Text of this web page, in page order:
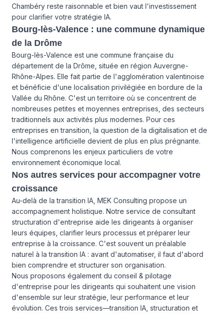
Chambéry reste raisonnable et bien vaut l'investissement
pour clarifier votre stratégie IA.
Bourg-lès-Valence : une commune dynamique
de la Drôme
Bourg-lès-Valence est une commune française du
département de la Drôme, située en région Auvergne-
Rhône-Alpes. Elle fait partie de l'agglomération valentinoise
et bénéficie d'une localisation privilégiée en bordure de la
Vallée du Rhône. C'est un territoire où se concentrent de
nombreuses petites et moyennes entreprises, des secteurs
traditionnels aux activités plus modernes. Pour ces
entreprises en transition, la question de la digitalisation et de
l'intelligence artificielle devient de plus en plus prégnante.
Nous comprenons les enjeux particuliers de votre
environnement économique local.
Nos autres services pour accompagner votre
croissance
Au-delà de la transition IA, MEK Consulting propose un
accompagnement holistique. Notre service de consultant
structuration d'entreprise aide les dirigeants à organiser
leurs équipes, clarifier leurs processus et préparer leur
entreprise à la croissance. C'est souvent un préalable
naturel à la transition IA : avant d'automatiser, il faut d'abord
bien comprendre et structurer son organisation.
Nous proposons également du conseil & pilotage
d'entreprise pour les dirigeants qui souhaitent une vision
d'ensemble sur leur stratégie, leur performance et leur
évolution. Ces trois services—transition IA, structuration et